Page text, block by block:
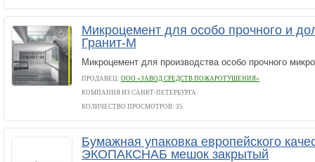
Микроцемент для особо прочного и
Гранит-М
Микроцемент для производства особо прочного
ПРОДАВЕЦ: ООО «ЗАВОД СРЕДСТВ ПОЖАРОТУШЕНИЯ»
КОМПАНИЯ ИЗ САНКТ-ПЕТЕРБУРГА
КОЛИЧЕСТВО ПРОСМОТРОВ: 35
Бумажная упаковка европейского
ЭКОПАКСНАБ мешок закрытый